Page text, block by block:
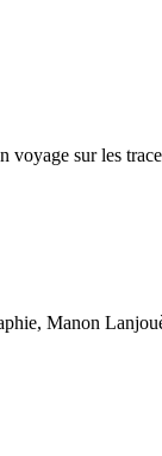
voyage sur les
Manon